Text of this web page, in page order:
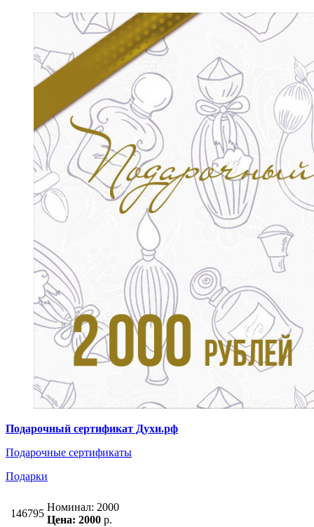
Подарочный сертификат Духи.рф
Подарочные сертификаты
Подарки
146795
Номинал: 2000
Цена: 2000 р.